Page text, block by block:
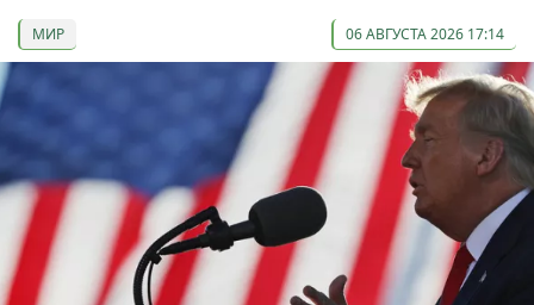
МИР 06 АВГУСТА 2026 17:14